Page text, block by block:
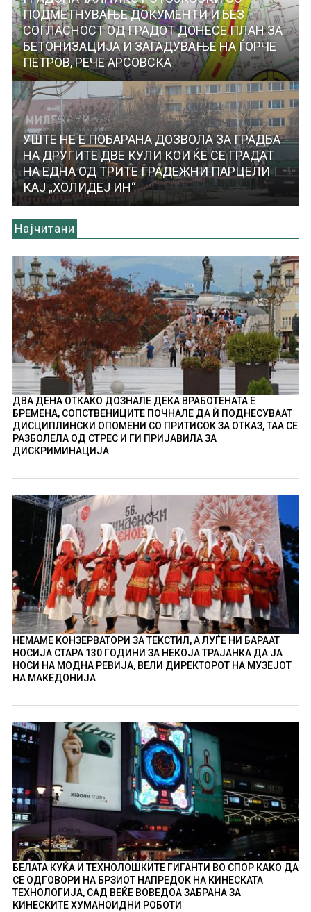
ПОДМЕТНУВАЊЕ ДОКУМЕНТИ И БЕЗ
СОГЛАСНОСТ ОД ГРАДОТ ДОНЕСЕ ПЛАН ЗА
БЕТОНИЗАЦИЈА И ЗАГАДУВАЊЕ НА ЃОРЧЕ
ПЕТРОВ, РЕЧЕ АРСОВСКА
УШТЕ НЕ Е ПОБАРАНА ДОЗВОЛА ЗА ГРАДБА
НА ДРУГИТЕ ДВЕ КУЛИ КОИ ЌЕ СЕ ГРАДАТ
НА ЕДНА ОД ТРИТЕ ГРАДЕЖНИ ПАРЦЕЛИ
КАЈ „ХОЛИДЕЈ ИН“
Најчитани
ДВА ДЕНА ОТКАКО ДОЗНАЛЕ ДЕКА ВРАБОТЕНАТА Е
БРЕМЕНА, СОПСТВЕНИЦИТЕ ПОЧНАЛЕ ДА Ѝ ПОДНЕСУВААТ
ДИСЦИПЛИНСКИ ОПОМЕНИ СО ПРИТИСОК ЗА ОТКАЗ, ТАА СЕ
РАЗБОЛЕЛА ОД СТРЕС И ГИ ПРИЈАВИЛА ЗА
ДИСКРИМИНАЦИЈА
НЕМАМЕ КОНЗЕРВАТОРИ ЗА ТЕКСТИЛ, А ЛУЃЕ НИ БАРААТ
НОСИЈА СТАРА 130 ГОДИНИ ЗА НЕКОЈА ТРАЈАНКА ДА ЈА
НОСИ НА МОДНА РЕВИЈА, ВЕЛИ ДИРЕКТОРОТ НА МУЗЕЈОТ
НА МАКЕДОНИЈА
БЕЛАТА КУЌА И ТЕХНОЛОШКИТЕ ГИГАНТИ ВО СПОР КАКО ДА
СЕ ОДГОВОРИ НА БРЗИОТ НАПРЕДОК НА КИНЕСКАТА
ТЕХНОЛОГИЈА, САД ВЕЌЕ ВОВЕДОА ЗАБРАНА ЗА
КИНЕСКИТЕ ХУМАНОИДНИ РОБОТИ